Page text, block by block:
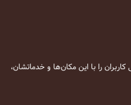
کاربران را با این مکان‌ها و خدماتشان،